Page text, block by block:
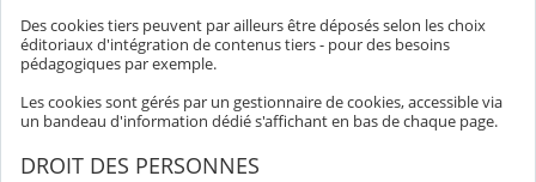
Des cookies tiers peuvent par ailleurs être déposés selon les choix
éditoriaux d'intégration de contenus tiers - pour des besoins
pédagogiques par exemple.
Les cookies sont gérés par un gestionnaire de cookies, accessible via
un bandeau d'information dédié s'affichant en bas de chaque page.
DROIT DES PERSONNES